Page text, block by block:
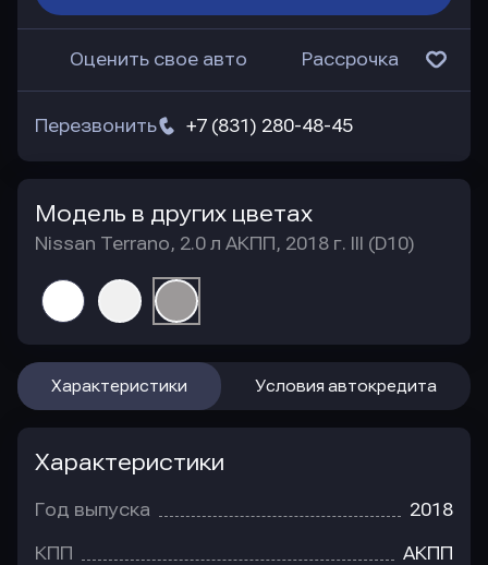
Оценить свое авто Рассрочка
+7 (831) 280-48-45
Перезвонить
Модель в других цветах
Nissan Terrano, 2.0 л АКПП, 2018 г. III (D10)
Характеристики Условия автокредита
Характеристики
Год выпуска 2018
КПП АКПП